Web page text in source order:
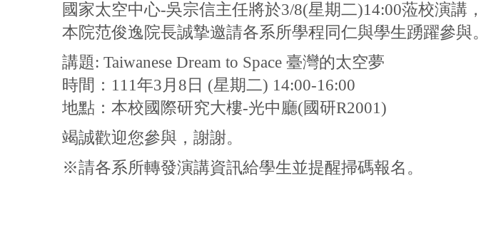
國家太空中心-吳宗信主任將於3/8(星期二)14:00蒞校演講，
本院范俊逸院長誠摯邀請各系所學程同仁與學生踴躍參與。
講題: Taiwanese Dream to Space 臺灣的太空夢
時間：111年3月8日 (星期二) 14:00-16:00
地點：本校國際研究大樓-光中廳(國研R2001)
竭誠歡迎您參與，謝謝。
※請各系所轉發演講資訊給學生並提醒掃碼報名。